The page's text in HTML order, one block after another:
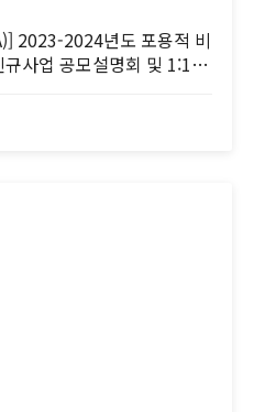
2023-2024년도 포용적 비
사업 공모설명회 및 1:1컨